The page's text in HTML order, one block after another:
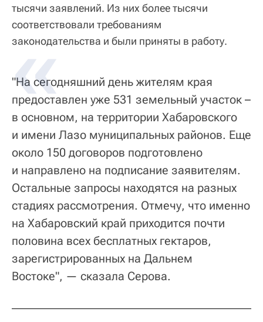
тысячи заявлений. Из них более тысячи
соответствовали требованиям
законодательства и были приняты в работу.
"На сегодняшний день жителям края
предоставлен уже 531 земельный участок –
в основном, на территории Хабаровского
и имени Лазо муниципальных районов. Еще
около 150 договоров подготовлено
и направлено на подписание заявителям.
Остальные запросы находятся на разных
стадиях рассмотрения. Отмечу, что именно
на Хабаровский край приходится почти
половина всех бесплатных гектаров,
зарегистрированных на Дальнем
Востоке", — сказала Серова.